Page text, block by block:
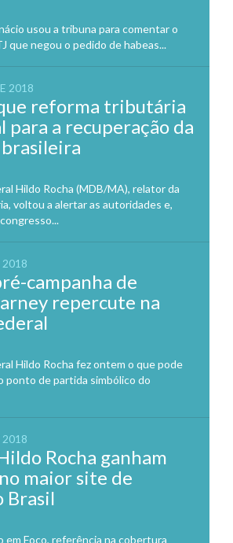
usou a tribuna para comentar o
que negou o pedido de habeas...
2018
reforma tributária
para a recuperação da
Hildo Rocha (MDB/MA), relator da
voltou a alertar as autoridades e,
2018
campanha de
repercute na
Hildo Rocha fez ontem o que pode
ponto de partida simbólico do
2018
Rocha ganham
maior site de
Brasil
em Foco, referência na cobertura